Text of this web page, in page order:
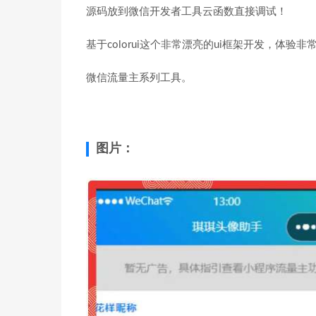
源码放到微信开发者工具云函数直接调试！
基于colorui这个非常漂亮的ui框架开发，体验非
微信流量主系列工具。
图片：